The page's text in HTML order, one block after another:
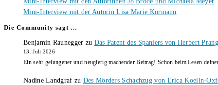
Mini-Interview mit der Autorin Lisa Marie Kormann
Die Community sagt …
Benjamin Raunegger zu Das Patent des Spaniers von Herbert
13. Juli 2026
Ein sehr gelungener und neugierig machender Beitrag! Schon beim Lesen
Nadine Landgraf zu Des Mörders Schachzug von Erica Koelln-